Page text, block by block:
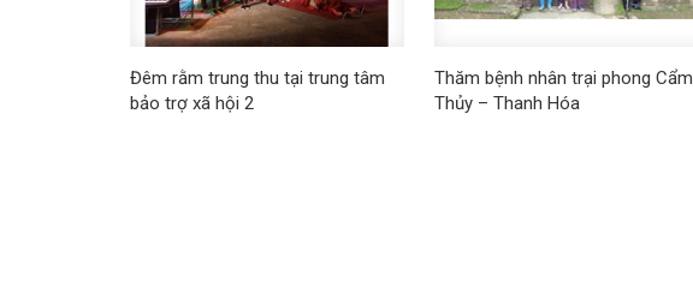
Đêm rằm trung thu tại trung tâm
bảo trợ xã hội 2
Thăm bệnh nhân trại phong Cẩm
Thủy – Thanh Hóa